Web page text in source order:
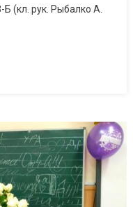
(кл. рук. Рыбалко А.